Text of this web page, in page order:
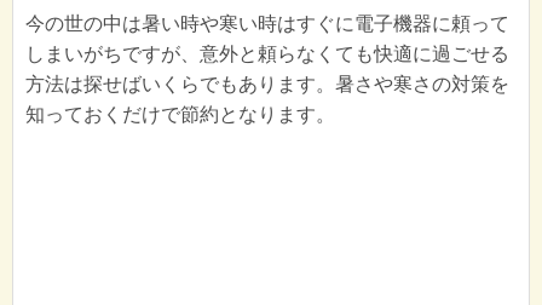
今の世の中は暑い時や寒い時はすぐに電子機器に頼って
しまいがちですが、意外と頼らなくても快適に過ごせる
方法は探せばいくらでもあります。暑さや寒さの対策を
知っておくだけで節約となります。